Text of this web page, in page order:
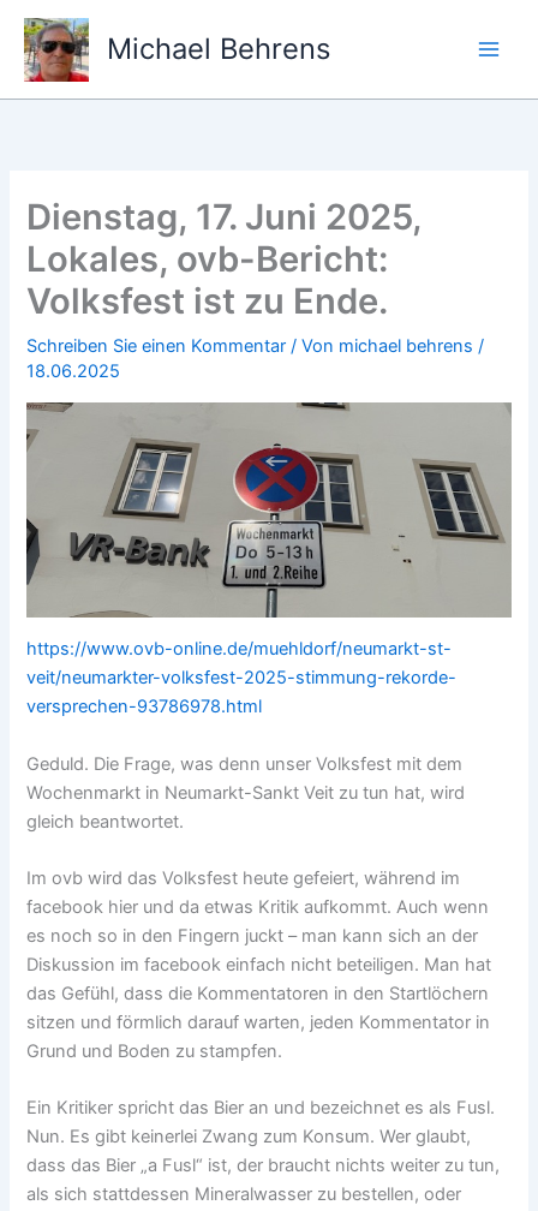
Zum
Inhalt
springen
Michael Behrens
Dienstag, 17. Juni 2025,
Lokales, ovb-Bericht:
Volksfest ist zu Ende.
Schreiben Sie einen Kommentar / Von michael behrens/
18.06.2025
https://www.ovb-online.de/muehldorf/neumarkt-st-
veit/neumarkter-volksfest-2025-stimmung-rekorde-
versprechen-93786978.html
Geduld. Die Frage, was denn unser Volksfest mit dem
Wochenmarkt in Neumarkt-Sankt Veit zu tun hat, wird
gleich beantwortet.
Im ovb wird das Volksfest heute gefeiert, während im
facebook hier und da etwas Kritik aufkommt. Auch wenn
es noch so in den Fingern juckt – man kann sich an der
Diskussion im facebook einfach nicht beteiligen. Man hat
das Gefühl, dass die Kommentatoren in den Startlöchern
sitzen und förmlich darauf warten, jeden Kommentator in
Grund und Boden zu stampfen.
Ein Kritiker spricht das Bier an und bezeichnet es als Fusl.
Nun. Es gibt keinerlei Zwang zum Konsum. Wer glaubt,
dass das Bier „a Fusl“ ist, der braucht nichts weiter zu tun,
als sich stattdessen Mineralwasser zu bestellen, oder